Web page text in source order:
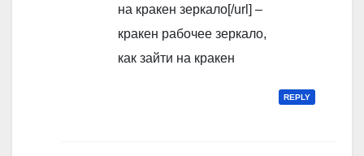
на кракен зеркало[/url] –
кракен рабочее зеркало,
как зайти на кракен
REPLY